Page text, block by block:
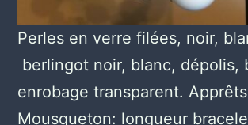
Perles en verre filées, noir,
berlingot noir, blanc, dépolis,
enrobage transparent.
Mousqueton: longueur